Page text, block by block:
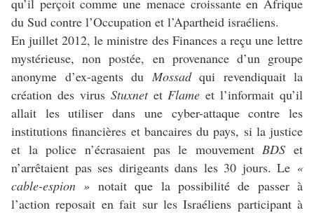
qu’il perçoit comme une menace croissante en Afrique
du Sud contre l’Occupation et l’Apartheid israéliens.
En juillet 2012, le ministre des Finances a reçu une lettre
mystérieuse, non postée, en provenance d’un groupe
anonyme d’ex-agents du Mossadqui revendiquait la
création des virus StuxnetetFlame et l’informait qu’il
allait les utiliser dans une cyber-attaque contre les
institutions financières et bancaires du pays, si la justice
et la police n’écrasaient pas le mouvementBDS et
n’arrêtaient pas ses dirigeants dans les 30 jours. Le «
cable-espion » notait que la possibilité de passer à
l’action reposait en fait sur les Israéliens participant à